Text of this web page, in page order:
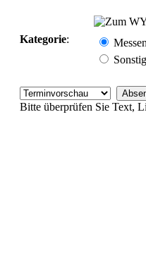
Kategorie:
Bitte überprüfen Sie Text,